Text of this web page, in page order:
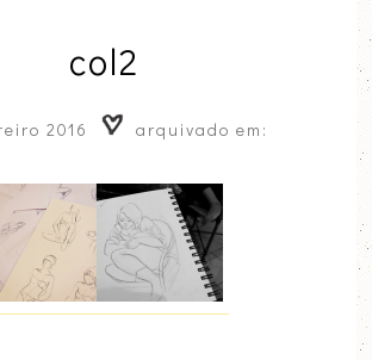
col2
2016 arquivado em: